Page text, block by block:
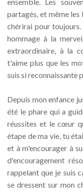
partagés, et même les
chérirai pour
hommage à la
extraordinaire, à la
t'aime plus que les
suis si reconnaissante
Depuis mon enfance
été le phare qui a
réussites et le cœur
étape de ma vie, tu
et à m'encourager à
d'encouragement
rappelant que je suis
se dressent sur mon